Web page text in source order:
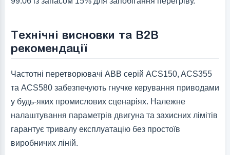
Технічні висновки та B2B
рекомендації
Частотні перетворювачі ABB серій ACS150, ACS355
та ACS580 забезпечують гнучке керування приводами
у будь-яких промислових сценаріях. Належне
налаштування параметрів двигуна та захисних лімітів
гарантує тривалу експлуатацію без простоїв
виробничих ліній.